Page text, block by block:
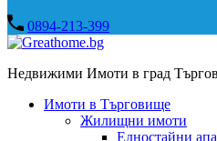
0894-213-399
Недвижими Имоти в град
Имоти в Търговище
Жилищни имоти
Едностайни